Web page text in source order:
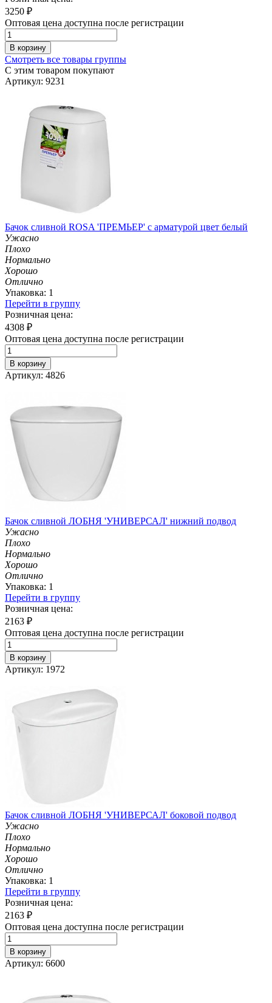
3250 ₽
Оптовая цена доступна после регистрации
В корзину
Смотреть все товары группы
С этим товаром покупают
Артикул: 9231
Бачок сливной ROSA 'ПРЕМЬЕР' с арматурой цвет белый
Ужасно
Плохо
Нормально
Хорошо
Отлично
Упаковка: 1
Перейти в группу
Розничная цена:
4308 ₽
Оптовая цена доступна после регистрации
В корзину
Артикул: 4826
Бачок сливной ЛОБНЯ 'УНИВЕРСАЛ' нижний подвод
Ужасно
Плохо
Нормально
Хорошо
Отлично
Упаковка: 1
Перейти в группу
Розничная цена:
2163 ₽
Оптовая цена доступна после регистрации
В корзину
Артикул: 1972
Бачок сливной ЛОБНЯ 'УНИВЕРСАЛ' боковой подвод
Ужасно
Плохо
Нормально
Хорошо
Отлично
Упаковка: 1
Перейти в группу
Розничная цена:
2163 ₽
Оптовая цена доступна после регистрации
В корзину
Артикул: 6600